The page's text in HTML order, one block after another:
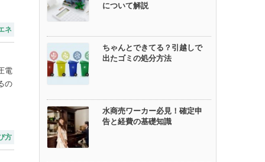
ネ
電
の
方
について解説
ちゃんとできてる？引越しで
出たゴミの処分方法
水商売ワーカー必見！確定申
告と経費の基礎知識